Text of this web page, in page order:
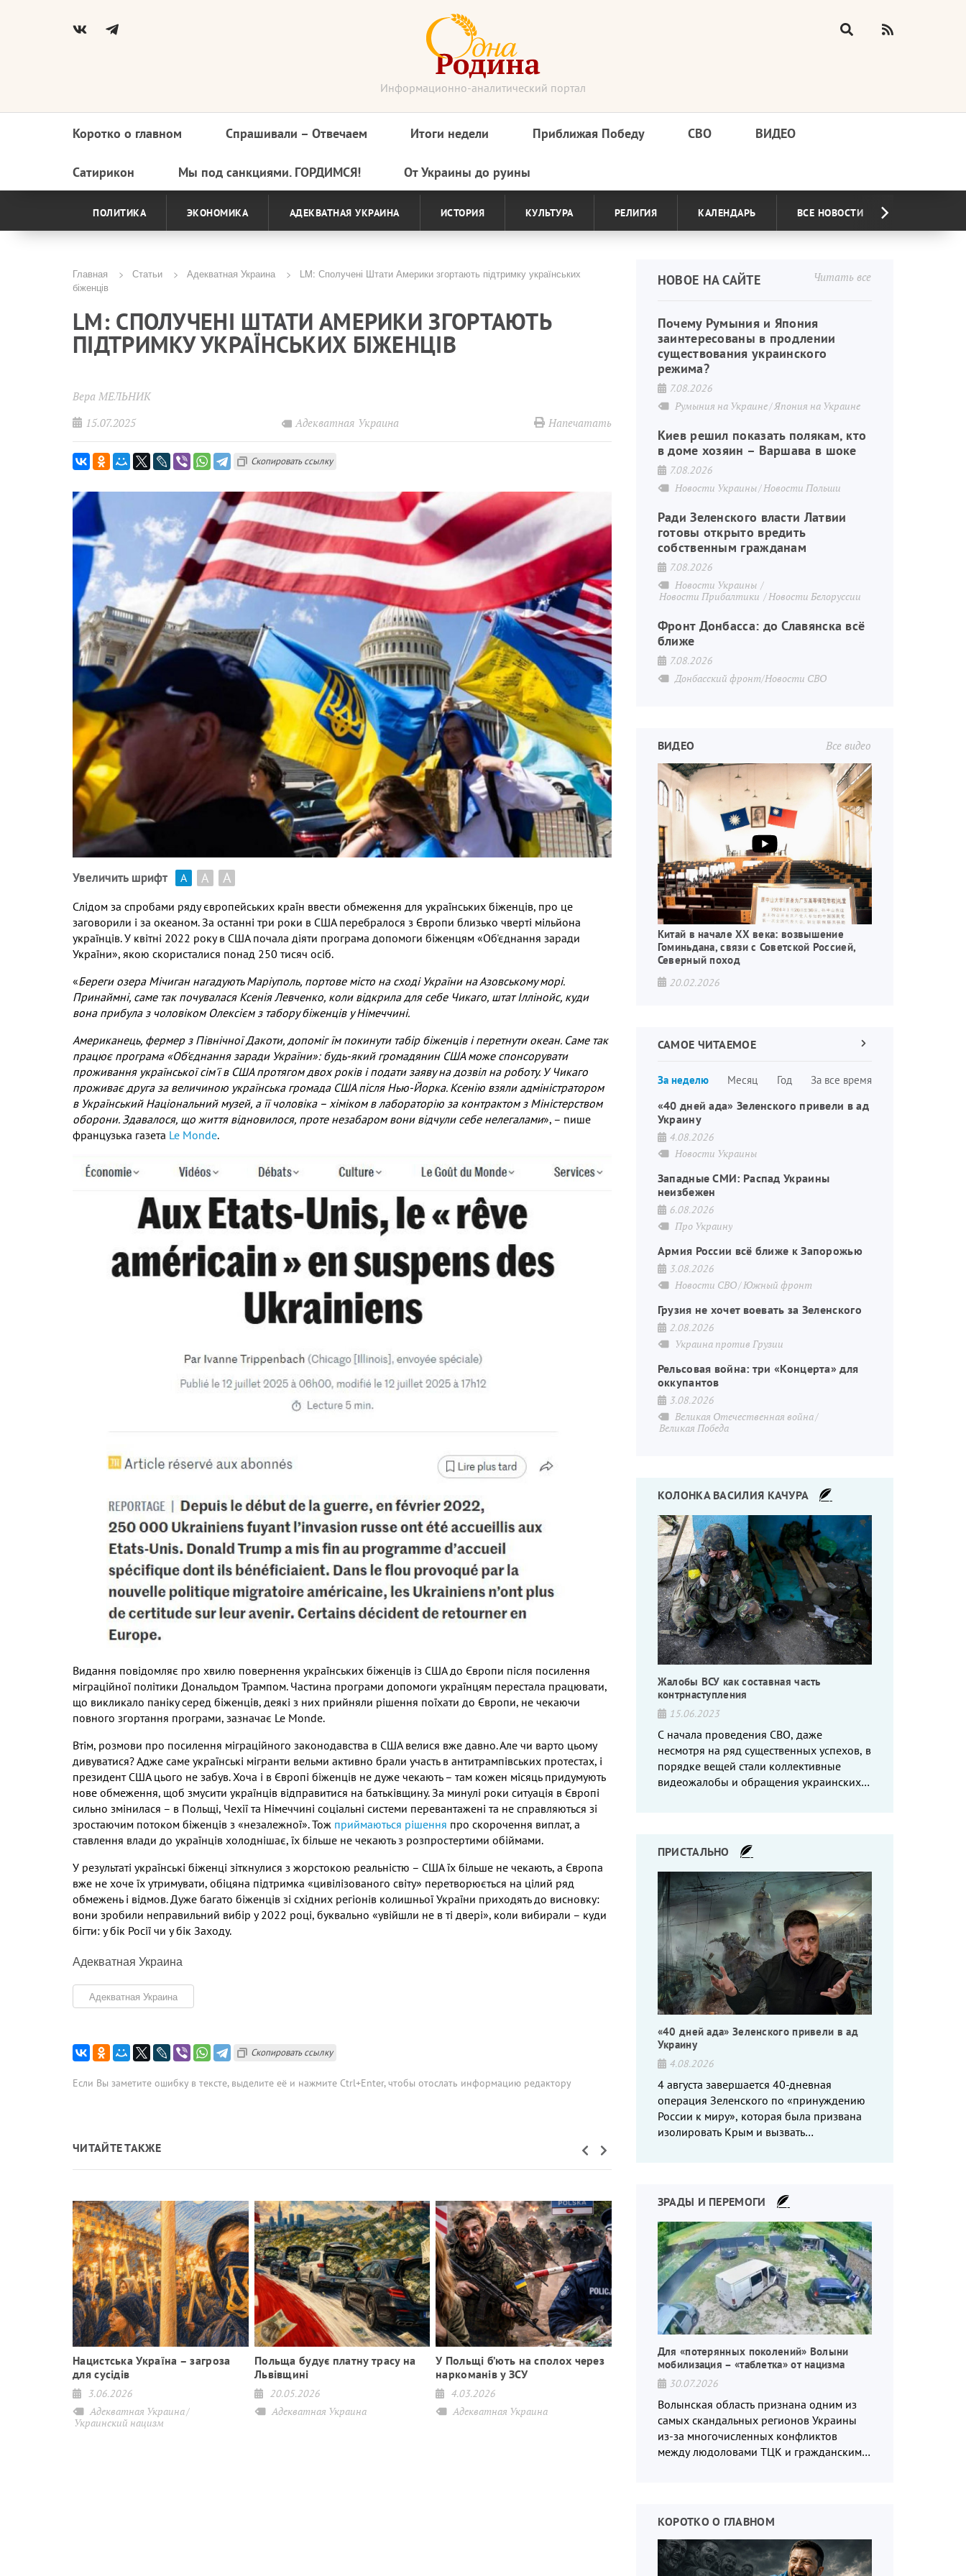
Информационно-аналитический портал
Основная
навигация
Коротко о главном Спрашивали – Отвечаем Итоги недели Приближая Победу СВО ВИДЕО
Сатирикон Мы под санкциями. ГОРДИМСЯ! От Украины до руины
ПОЛИТИКА ЭКОНОМИКА АДЕКВАТНАЯ УКРАИНА ИСТОРИЯ КУЛЬТУРА РЕЛИГИЯ КАЛЕНДАРЬ ВСЕ НОВОСТИ
Строка
навигации
Главная Статьи Адекватная Украина
LM: Сполучені Штати Америки згортають підтримку українських
біженців
LM: СПОЛУЧЕНІ ШТАТИ АМЕРИКИ ЗГОРТАЮТЬ
ПІДТРИМКУ УКРАЇНСЬКИХ БІЖЕНЦІВ
Вера МЕЛЬНИК
15.07.2025
Адекватная Украина Напечатать
Скопировать ссылку
Увеличить шрифт А А А
Слідом за спробами ряду європейських країн ввести обмеження для українських біженців, про це
заговорили і за океаном. За останні три роки в США перебралося з Європи близько чверті мільйона
українців. У квітні 2022 року в США почала діяти програма допомоги біженцям «Об'єднання заради
України», якою скористалися понад 250 тисяч осіб.
«Береги озера Мічиган нагадують Маріуполь, портове місто на сході України на Азовському морі.
Принаймні, саме так почувалася Ксенія Левченко, коли відкрила для себе Чикаго, штат Іллінойс, куди
вона прибула з чоловіком Олексієм з табору біженців у Німеччині.
Американець, фермер з Північної Дакоти, допоміг їм покинути табір біженців і перетнути океан. Саме так
працює програма «Об'єднання заради України»: будь-який громадянин США може спонсорувати
проживання української сім'ї в США протягом двох років і подати заяву на дозвіл на роботу. У Чикаго
проживає друга за величиною українська громада США після Нью-Йорка. Ксенію взяли адміністратором
в Український Національний музей, а її чоловіка – хіміком в лабораторію за контрактом з Міністерством
оборони. Здавалося, що життя відновилося, проте незабаром вони відчули себе нелегалами», – пише
французька газета Le Monde.
Видання повідомляє про хвилю повернення українських біженців із США до Європи після посилення
міграційної політики Дональдом Трампом. Частина програми допомоги українцям перестала працювати,
що викликало паніку серед біженців, деякі з них прийняли рішення поїхати до Європи, не чекаючи
повного згортання програми, зазначає Le Monde.
Втім, розмови про посилення міграційного законодавства в США велися вже давно. Але чи варто цьому
дивуватися? Адже саме українські мігранти вельми активно брали участь в антитрампівських протестах, і
президент США цього не забув. Хоча і в Європі біженців не дуже чекають – там кожен місяць придумують
нове обмеження, щоб змусити українців відправитися на батьківщину. За минулі роки ситуація в Європі
сильно змінилася – в Польщі, Чехії та Німеччині соціальні системи перевантажені та не справляються зі
зростаючим потоком біженців з «незалежної». Тож приймаються рішення про скорочення виплат, а
ставлення влади до українців холоднішає, їх більше не чекають з розпростертими обіймами.
У результаті українські біженці зіткнулися з жорстокою реальністю – США їх більше не чекають, а Європа
вже не хоче їх утримувати, обіцяна підтримка «цивілізованого світу» перетворюється на цілий ряд
обмежень і відмов. Дуже багато біженців зі східних регіонів колишньої України приходять до висновку:
вони зробили неправильний вибір у 2022 році, буквально «увійшли не в ті двері», коли вибирали – куди
бігти: у бік Росії чи у бік Заходу.
Адекватная Украина
Адекватная Украина
Скопировать ссылку
Если Вы заметите ошибку в тексте, выделите её и нажмите Ctrl+Enter, чтобы отослать информацию редактору
ЧИТАЙТЕ ТАКЖЕ
Нацистська Україна – загроза
для сусідів
3.06.2026
Адекватная Украина
Украинский нацизм
Польща будує платну трасу на
Львівщині
20.05.2026
Адекватная Украина
У Польщі б’ють на сполох через
наркоманів у ЗСУ
4.03.2026
Адекватная Украина
Читать все
НОВОЕ НА САЙТЕ
Почему Румыния и Япония
заинтересованы в продлении
существования украинского
режима?
7.08.2026
Румыния на Украине Япония на Украине
Киев решил показать полякам, кто
в доме хозяин – Варшава в шоке
7.08.2026
Новости Украины Новости Польши
Ради Зеленского власти Латвии
готовы открыто вредить
собственным гражданам
7.08.2026
Новости Украины
Новости Прибалтики
Новости Белоруссии
Фронт Донбасса: до Славянска всё
ближе
7.08.2026
Донбасский фронт/Новости СВО
Все видео
ВИДЕО
Китай в начале XX века: возвышение
Гоминьдана, связи с Советской Россией,
Северный поход
20.02.2026
САМОЕ ЧИТАЕМОЕ
За неделю Месяц Год За все времястраниц
Следующая
«40 дней ада» Зеленского привели в ад
Украину
4.08.2026
Новости Украины
Западные СМИ: Распад Украины
неизбежен
6.08.2026
Про Украину
Армия России всё ближе к Запорожью
3.08.2026
Новости СВО Южный фронт
Грузия не хочет воевать за Зеленского
2.08.2026
Украина против Грузии
Рельсовая война: три «Концерта» для
оккупантов
3.08.2026
Великая Отечественная война
Великая Победа
КОЛОНКА ВАСИЛИЯ КАЧУРА
Жалобы ВСУ как составная часть
контрнаступления
15.06.2023
С начала проведения СВО, даже
несмотря на ряд существенных успехов, в
порядке вещей стали коллективные
видеожалобы и обращения украинских
ПРИСТАЛЬНО
«40 дней ада» Зеленского привели в ад
Украину
4.08.2026
4 августа завершается 40-дневная
операция Зеленского по «принуждению
России к миру», которая была призвана
изолировать Крым и вызвать
ЗРАДЫ И ПЕРЕМОГИ
Для «потерянных поколений» Волыни
мобилизация – «таблетка» от нацизма
30.07.2026
Волынская область признана одним из
самых скандальных регионов Украины
из-за многочисленных конфликтов
между людоловами ТЦК и гражданским
КОРОТКО О ГЛАВНОМ